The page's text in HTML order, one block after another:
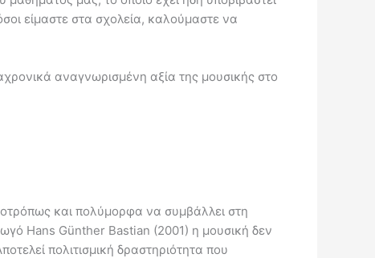
είμαστε στα σχολεία, καλούμαστε να
αναγνωρισμένη αξία της μουσικής στο
και πολύμορφα να συμβάλλει στη
Hans Günther Bastian (2001) η μουσική δεν
πολιτισμική δραστηριότητα που